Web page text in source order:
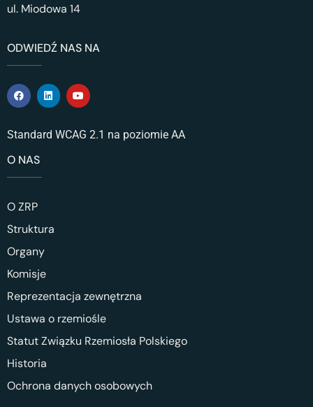
ul. Miodowa 14
ODWIEDŹ NAS NA
Standard WCAG 2.1 na poziomie AA
O NAS
O ZRP
Struktura
Organy
Komisje
Reprezentacja zewnętrzna
Ustawa o rzemiośle
Statut Związku Rzemiosła Polskiego
Historia
Ochrona danych osobowych